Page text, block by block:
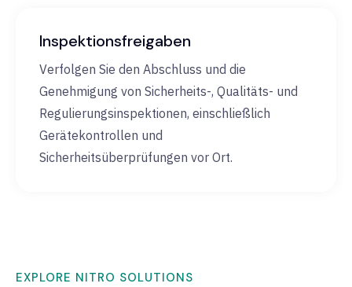
Inspektionsfreigaben
Verfolgen Sie den Abschluss und die
Genehmigung von Sicherheits-, Qualitäts- und
Regulierungsinspektionen, einschließlich
Gerätekontrollen und
Sicherheitsüberprüfungen vor Ort.
EXPLORE NITRO SOLUTIONS